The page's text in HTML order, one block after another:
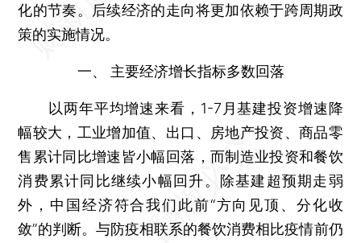
化的节奏。后续经济的走向将更加依赖于跨周期政
策的实施情况。
一、 主要经济增长指标多数回落
以两年平均增速来看，1-7月基建投资增速降
幅较大，工业增加值、出口、房地产投资、商品零
售累计同比增速皆小幅回落，而制造业投资和餐饮
消费累计同比继续小幅回升。除基建超预期走弱
外，中国经济符合我们此前“方向见顶、分化收
敛”的判断。与防疫相联系的餐饮消费相比疫情前仍